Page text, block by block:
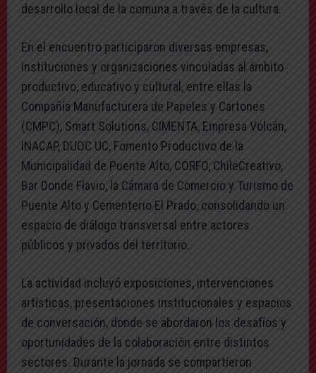
desarrollo local de la comuna a través de la cultura.
En el encuentro participaron diversas empresas,
instituciones y organizaciones vinculadas al ámbito
productivo, educativo y cultural, entre ellas la
Compañía Manufacturera de Papeles y Cartones
(CMPC), Smart Solutions, CIMENTA, Empresa Volcán,
INACAP, DUOC UC, Fomento Productivo de la
Municipalidad de Puente Alto, CORFO, ChileCreativo,
Bar Donde Flavio, la Cámara de Comercio y Turismo de
Puente Alto y Cementerio El Prado, consolidando un
espacio de diálogo transversal entre actores
públicos y privados del territorio.
La actividad incluyó exposiciones, intervenciones
artísticas, presentaciones institucionales y espacios
de conversación, donde se abordaron los desafíos y
oportunidades de la colaboración entre distintos
sectores. Durante la jornada se compartieron